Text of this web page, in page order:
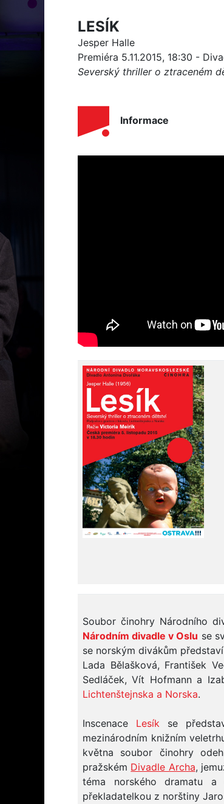
LESÍK
Jesper Halle
Premiéra 5.11.2015, 18:30 -
Severský thriller o ztraceném
Informace
Soubor činohry Národního
Národním divadle v Oslu se
se norským divákům
Lada Bělašková, František
Sedláček, Vít Hofmann a
Lichtenštejnska a Norska.
Inscenace Lesík se
mezinárodním knižním
května soubor činohry
pražském Divadle Archa,
téma norského dramatu a
překladatelkou z norštiny